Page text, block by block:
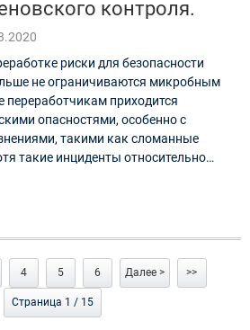
контроля.
риски для безопасности
не ограничиваются микробным
переработчикам приходится
опасностями, особенно с
такими как сломанные
такие инциденты относительно
4 5 6 Далее > >>
Страница 1 / 15